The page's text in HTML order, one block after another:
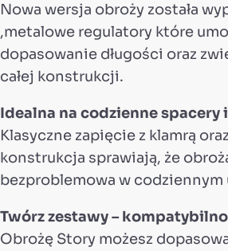
Nowa wersja obroży została
,metalowe regulatory które
dopasowanie długości oraz
całej konstrukcji.
Idealna na codzienne spacery
Klasyczne zapięcie z klamrą
konstrukcja sprawiają, że
bezproblemowa w codziennym
Twórz zestawy –
Obrożę Story możesz